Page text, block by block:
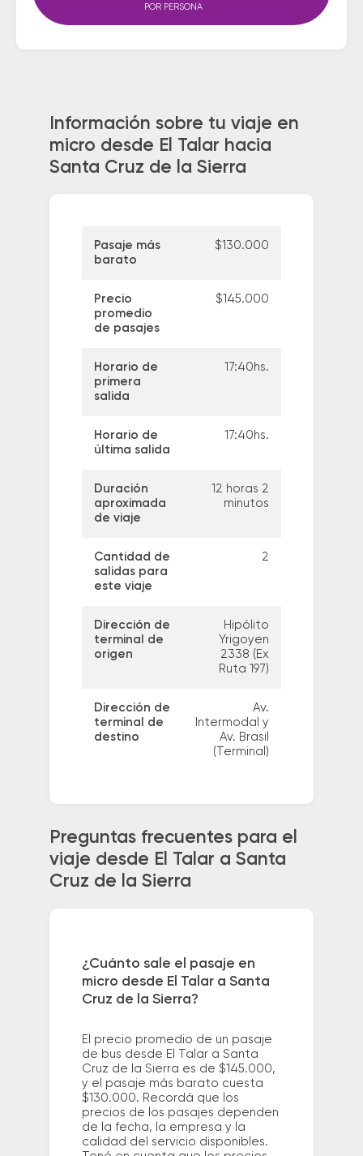
POR PERSONA
Información sobre tu viaje en
micro desde El Talar hacia
Santa Cruz de la Sierra
Pasaje más
barato
$130.000
Precio
promedio
de pasajes
$145.000
Horario de
primera
salida
17:40hs.
Horario de
última salida
17:40hs.
Duración
aproximada
de viaje
12 horas 2
minutos
Cantidad de
salidas para
este viaje
2
Dirección de
terminal de
origen
Hipólito
Yrigoyen
2338 (Ex
Ruta 197)
Dirección de
terminal de
destino
Av.
Intermodal y
Av. Brasil
(Terminal)
Preguntas frecuentes para el
viaje desde El Talar a Santa
Cruz de la Sierra
¿Cuánto sale el pasaje en
micro desde El Talar a Santa
Cruz de la Sierra?
El precio promedio de un pasaje
de bus desde El Talar a Santa
Cruz de la Sierra es de $145.000,
y el pasaje más barato cuesta
$130.000. Recordá que los
precios de los pasajes dependen
de la fecha, la empresa y la
calidad del servicio disponibles.